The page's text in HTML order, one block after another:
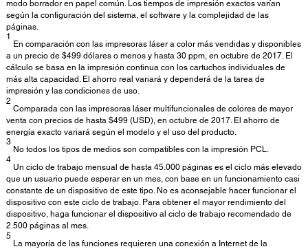
modo borrador en papel común. Los tiempos de impresión exactos varían
según la configuración del sistema, el software y la complejidad de las
páginas.
1
En comparación con las impresoras láser a color más vendidas y disponibles
a un precio de $499 dólares o menos y hasta 30 ppm, en octubre de 2017. El
cálculo se basa en la impresión continua con los cartuchos individuales de
más alta capacidad. El ahorro real variará y dependerá de la tarea de
impresión y las condiciones de uso.
2
Comparada con las impresoras láser multifuncionales de colores de mayor
venta con precios de hasta $499 (USD), en octubre de 2017. El ahorro de
energía exacto variará según el modelo y el uso del producto.
3
No todos los tipos de medios son compatibles con la impresión PCL.
4
Un ciclo de trabajo mensual de hasta 45.000 páginas es el ciclo más elevado
que un usuario puede esperar en un mes, con base en un funcionamiento casi
constante de un dispositivo de este tipo. No es aconsejable hacer funcionar el
dispositivo con este ciclo de trabajo. Para obtener el mayor rendimiento del
dispositivo, haga funcionar el dispositivo al ciclo de trabajo recomendado de
2.500 páginas al mes.
5
La mayoría de las funciones requieren una conexión a Internet de la